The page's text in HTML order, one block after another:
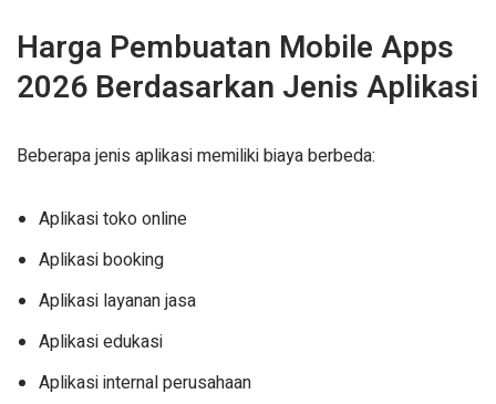
Harga Pembuatan Mobile Apps
2026 Berdasarkan Jenis Aplikasi
Beberapa jenis aplikasi memiliki biaya berbeda:
Aplikasi toko online
Aplikasi booking
Aplikasi layanan jasa
Aplikasi edukasi
Aplikasi internal perusahaan